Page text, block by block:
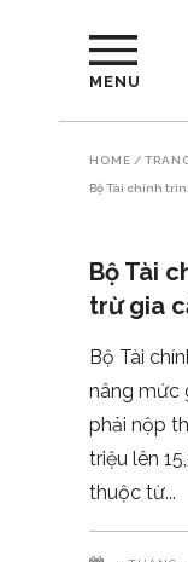
MENU
HOME /
Bộ Tài chính
Bộ Tài
trừ gia
Bộ Tài
nâng mức
phải nộp
triệu lên
thuộc từ